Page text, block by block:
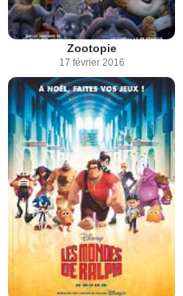
Zootopie
17 février 2016